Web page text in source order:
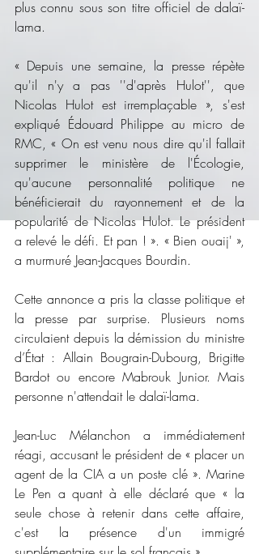
plus connu sous son titre officiel de dalaï-
lama.
« Depuis une semaine, la presse répète
qu'il n'y a pas ''d'après Hulot'', que
Nicolas Hulot est irremplaçable », s'est
expliqué Édouard Philippe au micro de
RMC, « On est venu nous dire qu'il fallait
supprimer le ministère de l'Écologie,
qu'aucune personnalité politique ne
bénéficierait du rayonnement et de la
popularité de Nicolas Hulot. Le président
a relevé le défi. Et pan ! ». « Bien ouaij' »,
a murmuré Jean-Jacques Bourdin.
Cette annonce a pris la classe politique et
la presse par surprise. Plusieurs noms
circulaient depuis la démission du ministre
d’État : Allain Bougrain-Dubourg, Brigitte
Bardot ou encore Mabrouk Junior. Mais
personne n'attendait le dalaï-lama.
Jean-Luc Mélanchon a immédiatement
réagi, accusant le président de « placer un
agent de la CIA a un poste clé ». Marine
Le Pen a quant à elle déclaré que « la
seule chose à retenir dans cette affaire,
c'est la présence d'un immigré